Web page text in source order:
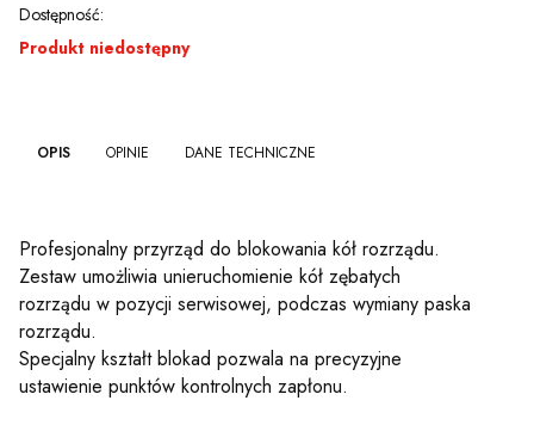
Dostępność:
Produkt niedostępny
OPIS OPINIE DANE TECHNICZNE
Profesjonalny przyrząd do blokowania kół rozrządu.
Zestaw umożliwia unieruchomienie kół zębatych
rozrządu w pozycji serwisowej, podczas wymiany paska
rozrządu.
Specjalny kształt blokad pozwala na precyzyjne
ustawienie punktów kontrolnych zapłonu.